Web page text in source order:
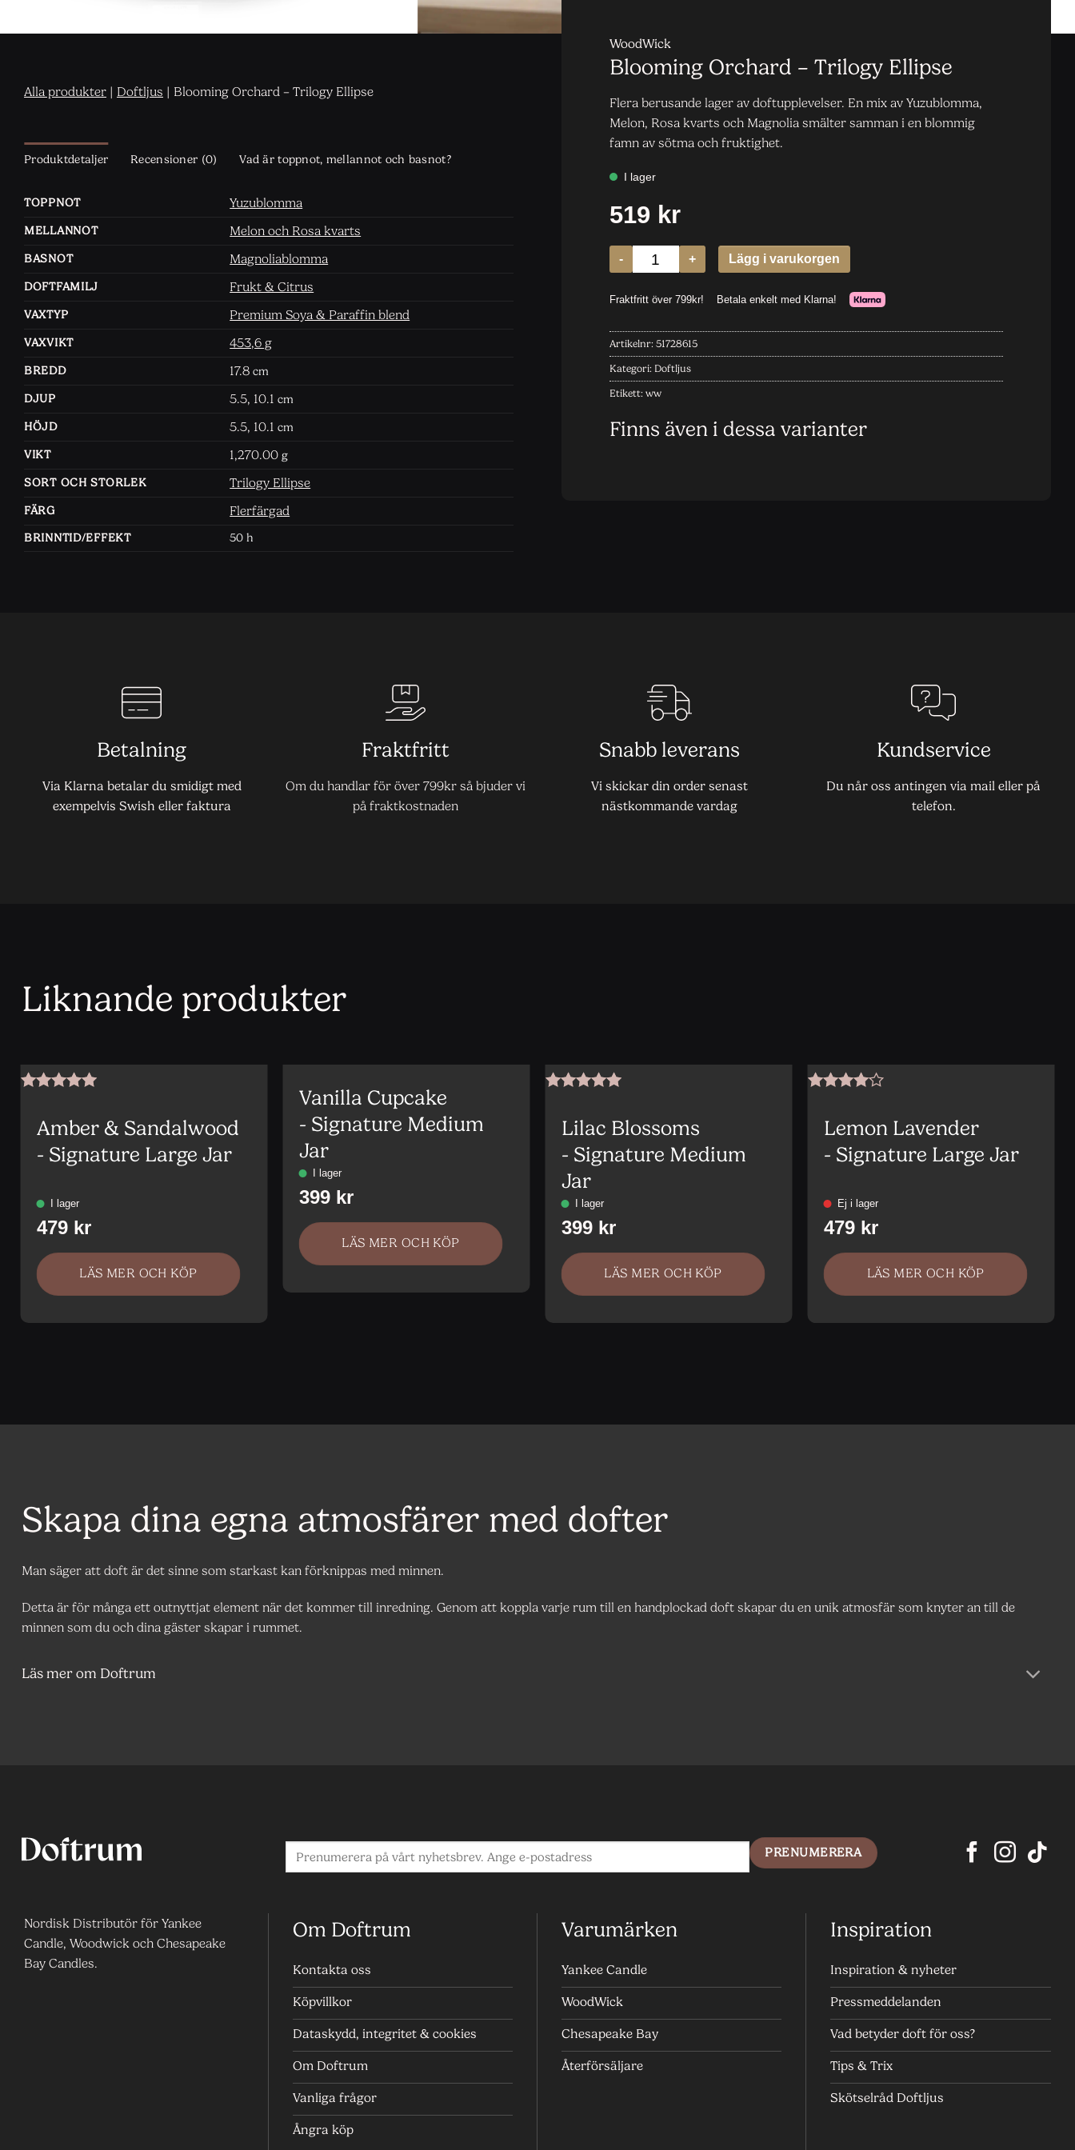
Alla produkter | Doftljus | Blooming Orchard – Trilogy Ellipse
Produktdetaljer Recensioner (0) Vad är toppnot, mellannot och basnot?
TOPPNOT Yuzublomma
MELLANNOT Melon och Rosa kvarts
BASNOT Magnoliablomma
DOFTFAMILJ Frukt & Citrus
VAXTYP Premium Soya & Paraffin blend
VAXVIKT 453,6 g
BREDD 17.8 cm
DJUP
5.5, 10.1 cm
HÖJD
5.5, 10.1 cm
VIKT
1,270.00 g
SORT OCH STORLEK
Trilogy Ellipse
FÄRG Flerfärgad
BRINNTID/EFFEKT 50 h
WoodWick
Blooming Orchard – Trilogy Ellipse
Flera berusande lager av doftupplevelser. En mix av Yuzublomma,
Melon, Rosa kvarts och Magnolia smälter samman i en blommig
famn av sötma och fruktighet.
Artikelnr: 51728615
Kategori: Doftljus
Etikett: ww
Finns även i dessa varianter
Betalning
Via Klarna betalar du smidigt med
exempelvis Swish eller faktura
Fraktfritt
Om du handlar för över 799kr så bjuder vi
på fraktkostnaden
Snabb leverans
Vi skickar din order senast
nästkommande vardag
Kundservice
Du når oss antingen via mail eller på
telefon.
Liknande produkter
av 5Amber & Sandalwood
- Signature Large Jar
LÄS MER OCH KÖP
Vanilla Cupcake
- Signature Medium
Jar
LÄS MER OCH KÖP
av 5
Lilac Blossoms
- Signature Medium
Jar
LÄS MER OCH KÖP
av 5
Lemon Lavender
- Signature Large Jar
LÄS MER OCH KÖP
Skapa dina egna atmosfärer med dofter
Man säger att doft är det sinne som starkast kan förknippas med minnen.
Detta är för många ett outnyttjat element när det kommer till inredning. Genom att koppla varje rum till en handplockad doft skapar du en unik atmosfär som knyter an till de
minnen som du och dina gäster skapar i rummet.
Läs mer om Doftrum
Nordisk Distributör för Yankee
Candle, Woodwick och Chesapeake
Bay Candles.
Om Doftrum
Kontakta oss
Köpvillkor
Dataskydd, integritet & cookies
Om Doftrum
Vanliga frågor
Ångra köp
Varumärken
Yankee Candle
WoodWick
Chesapeake Bay
Återförsäljare
Inspiration
Inspiration & nyheter
Pressmeddelanden
Vad betyder doft för oss?
Tips & Trix
Skötselråd Doftljus